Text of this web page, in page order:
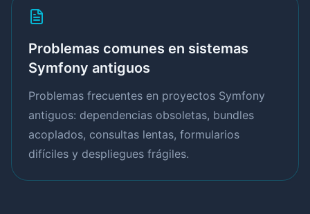
Problemas comunes en sistemas
Symfony antiguos
Problemas frecuentes en proyectos Symfony
antiguos: dependencias obsoletas, bundles
acoplados, consultas lentas, formularios
difíciles y despliegues frágiles.